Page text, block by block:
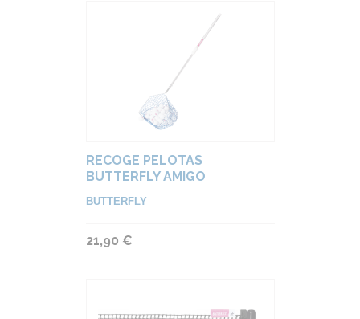
RECOGE PELOTAS
BUTTERFLY AMIGO
BUTTERFLY
21,90 €